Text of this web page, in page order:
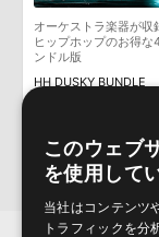
構成する全てのサ
保証するものでは
しかねます。
オーケストラ楽器が収
ヒップホップのお得な
ンドル版
HH DUSKY BUNDLE
このウェブ
を使用して
当社はコンテンツ
トラフィックを分